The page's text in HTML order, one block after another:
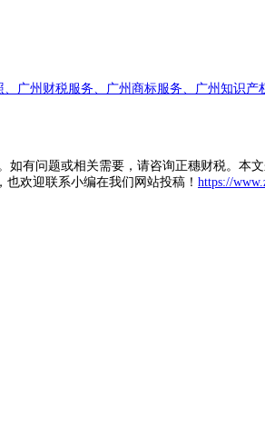
广州财税服务、广州商标服务、广州知识
有问题或相关需要，请咨询正穗财税。
欢迎联系小编在我们网站投稿！ https://